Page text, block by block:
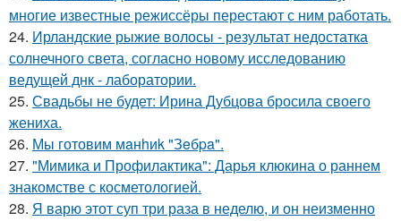
многие известные режиссёры перестают с ним работать.
24. Ирландские рыжие волосы - результат недостатка
солнечного света, согласно новому исследованию
ведущей днк - лаборатории.
25. Свадьбы не будет: Ирина Дубцова бросила своего
жениха.
26. Мы готовим мaнhиk "Зeбpa".
27. "Мимика и Профилактика": Дарья клюкина о раннем
знакомстве с косметологией.
28. Я варю этот суп три раза в неделю, и он неизменно